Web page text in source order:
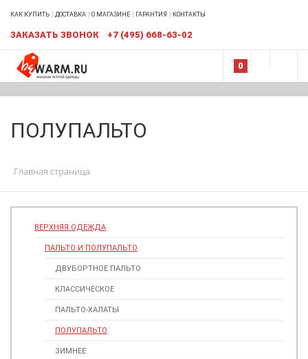
КАК КУПИТЬ ДОСТАВКА О МАГАЗИНЕ ГАРАНТИЯ КОНТАКТЫ
ЗАКАЗАТЬ ЗВОНОК +7 (495) 668-63-02
0
ПОЛУПАЛЬТО
Главная страница
ВЕРХНЯЯ ОДЕЖДА
ПАЛЬТО И ПОЛУПАЛЬТО
ДВУБОРТНОЕ ПАЛЬТО
КЛАССИЧЕСКОЕ
ПАЛЬТО-ХАЛАТЫ
ПОЛУПАЛЬТО
ЗИМНЕЕ